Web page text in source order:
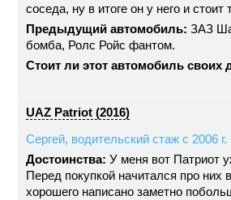
соседа, ну в итоге он у него и стоит
Предыдущий автомобиль: ЗАЗ
бомба, Ролс Ройс фантом.
Стоит ли этот автомобиль своих
UAZ Patriot (2016)
Сергей, водительский стаж с 2006 г.
Достоинства: У меня вот Патриот
Перед покупкой начитался про них
хорошего написано заметно